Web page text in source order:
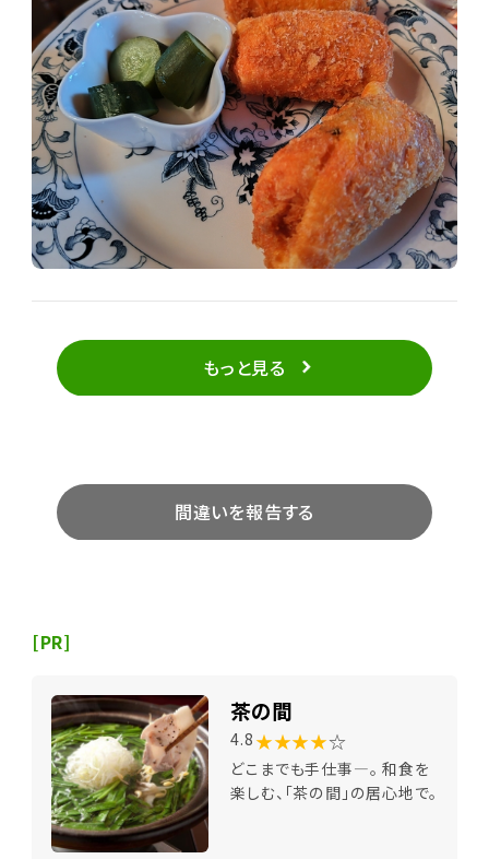
もっと見る
間違いを報告する
[PR]
茶の間
4.8 ★★★★☆
どこまでも手仕事―。 和食を
楽しむ、「茶の間」の居心地で。